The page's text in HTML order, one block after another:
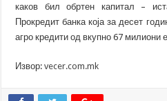
каков бил обртен капитал –
Прокредит банка која за десет
агро кредити од вкупно 67 милиони
Извор:vecer.com.mk